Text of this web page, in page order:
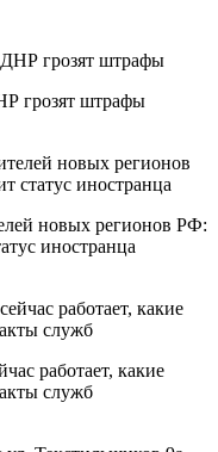
грозят штрафы
новых регионов РФ:
иностранца
работает, какие
служб